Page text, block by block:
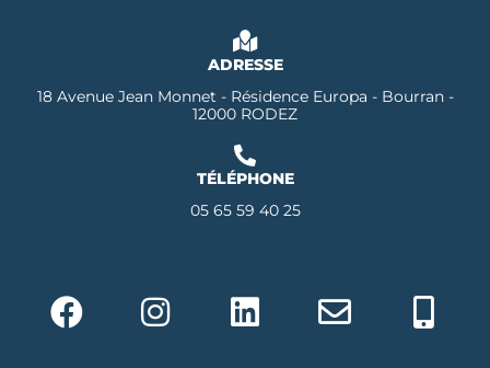
ADRESSE
18 Avenue Jean Monnet - Résidence Europa - Bourran -
12000 RODEZ
TÉLÉPHONE
05 65 59 40 25